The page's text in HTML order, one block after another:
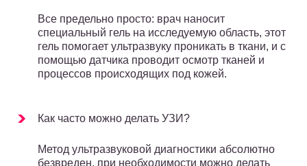
Все предельно просто: врач наносит
специальный гель на исследуемую область, этот
гель помогает ультразвуку проникать в ткани, и с
помощью датчика проводит осмотр тканей и
процессов происходящих под кожей.
Как часто можно делать УЗИ?
Метод ультразвуковой диагностики абсолютно
безвреден, при необходимости можно делать